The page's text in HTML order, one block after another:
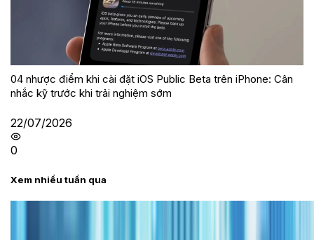
04 nhược điểm khi cài đặt iOS Public Beta trên iPhone: Cân
nhắc kỹ trước khi trải nghiệm sớm
22/07/2026
0
Xem nhiều tuần qua